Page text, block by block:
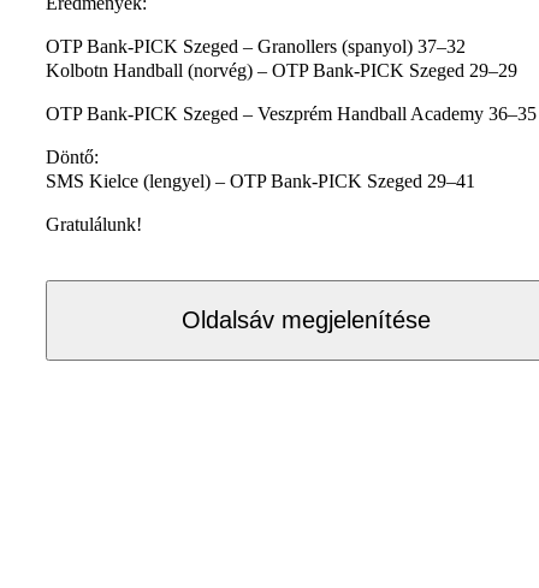
OTP Bank-PICK Szeged – Granollers (spanyol) 37–32
Kolbotn Handball (norvég) – OTP Bank-PICK Szeged 29–29
OTP Bank-PICK Szeged – Veszprém Handball Academy 36–35
Döntő:
SMS Kielce (lengyel) – OTP Bank-PICK Szeged 29–41
Gratulálunk!
Oldalsáv megjelenítése